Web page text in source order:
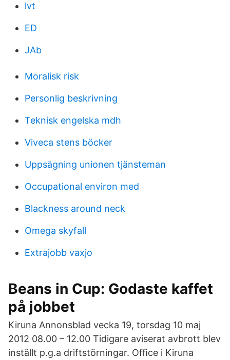
lvt
ED
JAb
Moralisk risk
Personlig beskrivning
Teknisk engelska mdh
Viveca stens böcker
Uppsägning unionen tjänsteman
Occupational environ med
Blackness around neck
Omega skyfall
Extrajobb vaxjo
Beans in Cup: Godaste kaffet
på jobbet
Kiruna Annonsblad vecka 19, torsdag 10 maj
2012 08.00 – 12.00 Tidigare aviserat avbrott blev
inställt p.g.a driftstörningar. Oﬃce i Kiruna